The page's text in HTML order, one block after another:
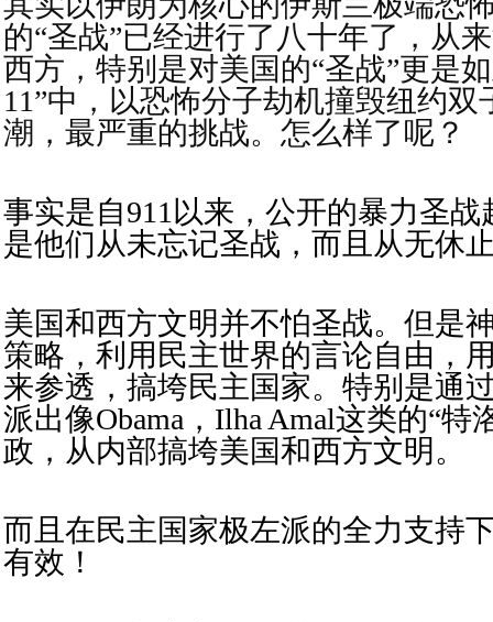
的“圣战”已经进行了八十年了，从
西方，特别是对美国的“圣战”更是
11”中，以恐怖分子劫机撞毁纽约双
潮，最严重的挑战。怎么样了呢？
事实是自911以来，公开的暴力圣
是他们从未忘记圣战，而且从无休
美国和西方文明并不怕圣战。但是
策略，利用民主世界的言论自由，
来参透，搞垮民主国家。特别是通
派出像Obama，Ilha Amal这类的“特
政，从内部搞垮美国和西方文明。
而且在民主国家极左派的全力支持
有效！